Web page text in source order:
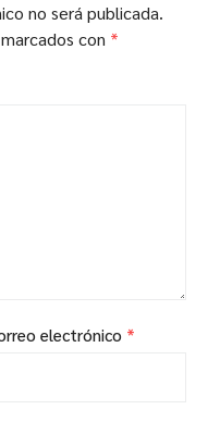
no será publicada.
con *
electrónico *